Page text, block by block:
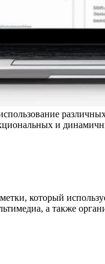
и
который
а также